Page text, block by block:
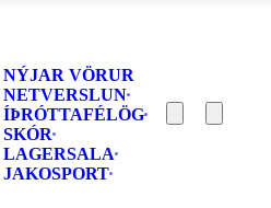
NÝJAR VÖRUR
NETVERSLUN
ÍÞRÓTTAFÉLÖG
SKÓR
LAGERSALA
JAKOSPORT